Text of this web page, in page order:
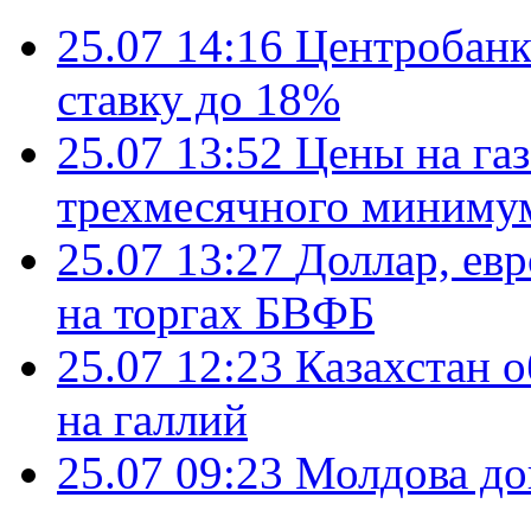
25.07 14:16
ставку до 18%
25.07 13:52 Цены на
трехмесячного
25.07 13:27 Доллар,
на торгах БВФБ
25.07 12:23 Казахстан
на галлий
25.07 09:23 Молдова